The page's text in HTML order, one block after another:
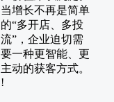
当增长不再是简单
的“多开店、多投
流”，企业迫切需
要一种更智能、更
主动的获客方式。
!